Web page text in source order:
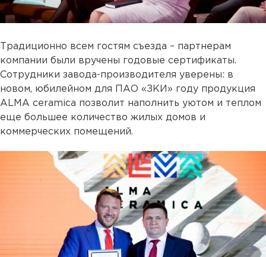
Традиционно всем гостям съезда – партнерам
компании были вручены годовые сертификаты.
Сотрудники завода-производителя уверены: в
новом, юбилейном для ПАО «ЗКИ» году продукция
ALMA ceramica позволит наполнить уютом и теплом
еще большее количество жилых домов и
коммерческих помещений.